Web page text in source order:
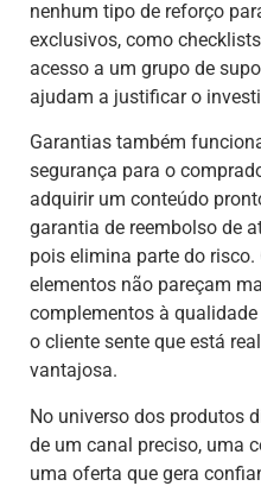
nenhum tipo de reforço
exclusivos, como
acesso a um grupo de
ajudam a justificar o
Garantias também
segurança para o
adquirir um conteúdo
garantia de reembolso de
pois elimina parte do
elementos não pareçam
complementos à
o cliente sente que está
vantajosa.
No universo dos produtos
de um canal preciso, uma
uma oferta que gera